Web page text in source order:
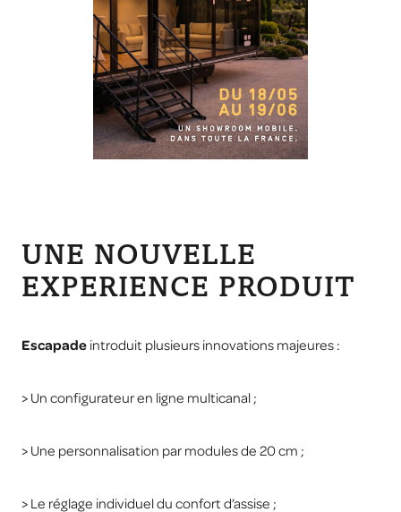
UNE NOUVELLE
EXPERIENCE PRODUIT
Escapade introduit plusieurs innovations majeures :
> Un configurateur en ligne multicanal ;
> Une personnalisation par modules de 20 cm ;
> Le réglage individuel du confort d’assise ;